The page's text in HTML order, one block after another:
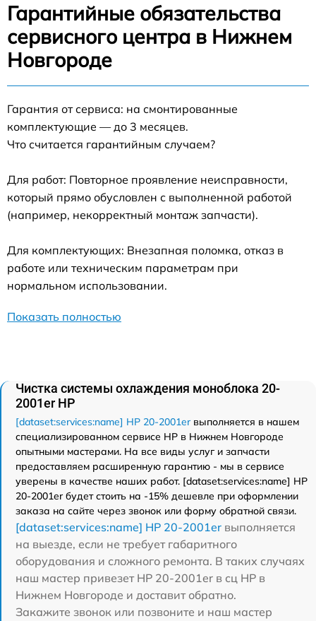
Гарантийные обязательства
сервисного центра в Нижнем
Новгороде
Гарантия от сервиса: на смонтированные
комплектующие — до 3 месяцев.
Что считается гарантийным случаем?
Для работ: Повторное проявление неисправности,
который прямо обусловлен с выполненной работой
(например, некорректный монтаж запчасти).
Для комплектующих: Внезапная поломка, отказ в
работе или техническим параметрам при
нормальном использовании.
Показать полностью
Чистка системы охлаждения моноблока 20-
2001er HP
[dataset:services:name] HP 20-2001erвыполняется в нашем
специализированном сервисе HP в Нижнем Новгороде
опытными мастерами. На все виды услуг и запчасти
предоставляем расширенную гарантию - мы в сервисе
уверены в качестве наших работ. [dataset:services:name] HP
20-2001er будет стоить на -15% дешевле при оформлении
заказа на сайте через звонок или форму обратной связи.
[dataset:services:name] HP 20-2001er выполняется
на выезде, если не требует габаритного
оборудования и сложного ремонта. В таких случаях
наш мастер привезет HP 20-2001er в сц HP в
Нижнем Новгороде и доставит обратно.
Закажите звонок или позвоните и наш мастер